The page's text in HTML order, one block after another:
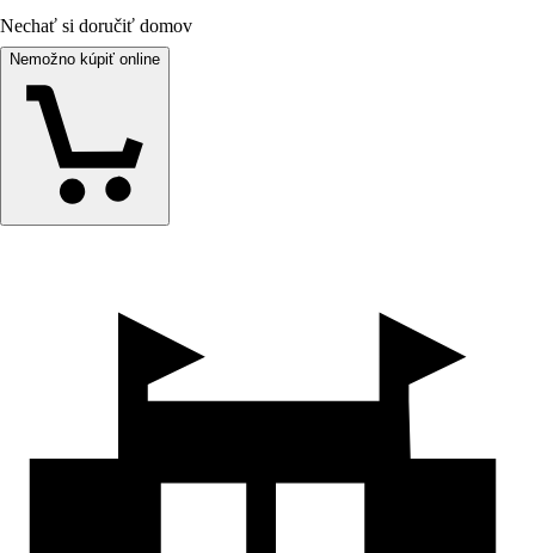
Nechať si doručiť domov
Nemožno kúpiť online